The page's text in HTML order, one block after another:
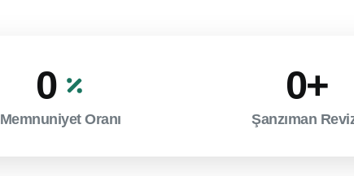
0
Memnuniyet Oranı
0+
Şanzıman